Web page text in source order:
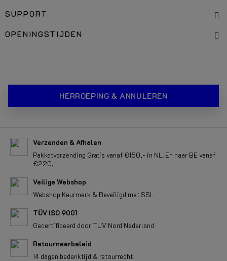
SUPPORT
OPENINGSTIJDEN
HERROEPING & ANNULEREN
Verzenden & Afhalen
Pakketverzending Gratis vanaf €150,- in NL. En naar BE vanaf
€220,-
Veilige Webshop
Webshop Keurmerk & Beveiligd met SSL
TÜV ISO 9001
Gecertificeerd door TÜV Nord Nederland
Retourneerbeleid
14 dagen bedenktijd & retourrecht